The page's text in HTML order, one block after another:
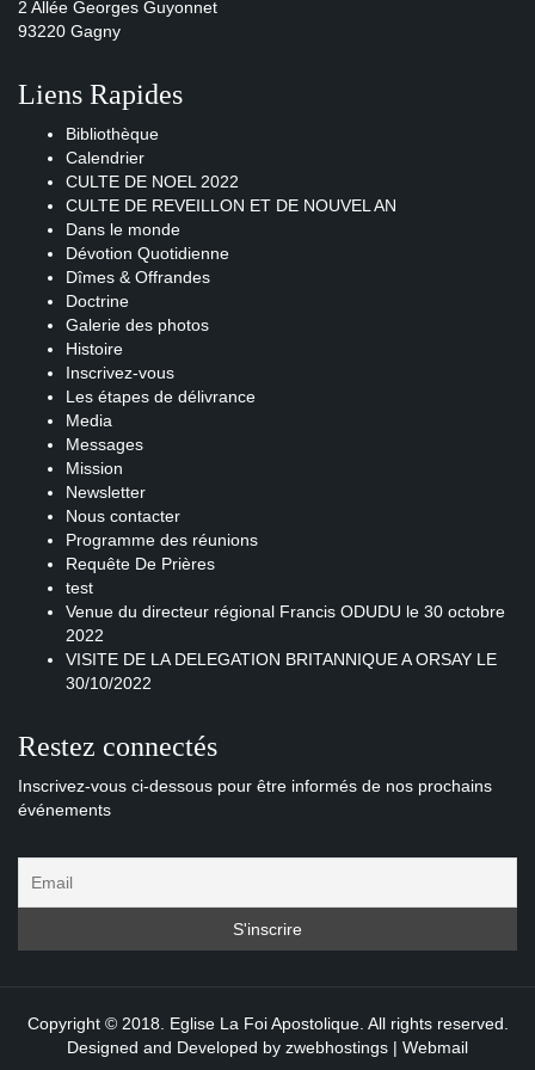
2 Allée Georges Guyonnet
93220 Gagny
Liens Rapides
Bibliothèque
Calendrier
CULTE DE NOEL 2022
CULTE DE REVEILLON ET DE NOUVEL AN
Dans le monde
Dévotion Quotidienne
Dîmes & Offrandes
Doctrine
Galerie des photos
Histoire
Inscrivez-vous
Les étapes de délivrance
Media
Messages
Mission
Newsletter
Nous contacter
Programme des réunions
Requête De Prières
test
Venue du directeur régional Francis ODUDU le 30 octobre
2022
VISITE DE LA DELEGATION BRITANNIQUE A ORSAY LE
30/10/2022
Restez connectés
Inscrivez-vous ci-dessous pour être informés de nos prochains
événements
Copyright © 2018. Eglise La Foi Apostolique. All rights reserved.
Designed and Developed by zwebhostings | Webmail